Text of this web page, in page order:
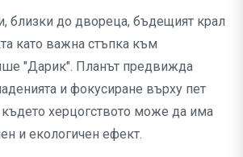
близки до двореца, бъдещият крал
като важна стъпка към
"Дарик". Планът предвижда
и фокусиране върху пет
херцогството може да има
и екологичен ефект.